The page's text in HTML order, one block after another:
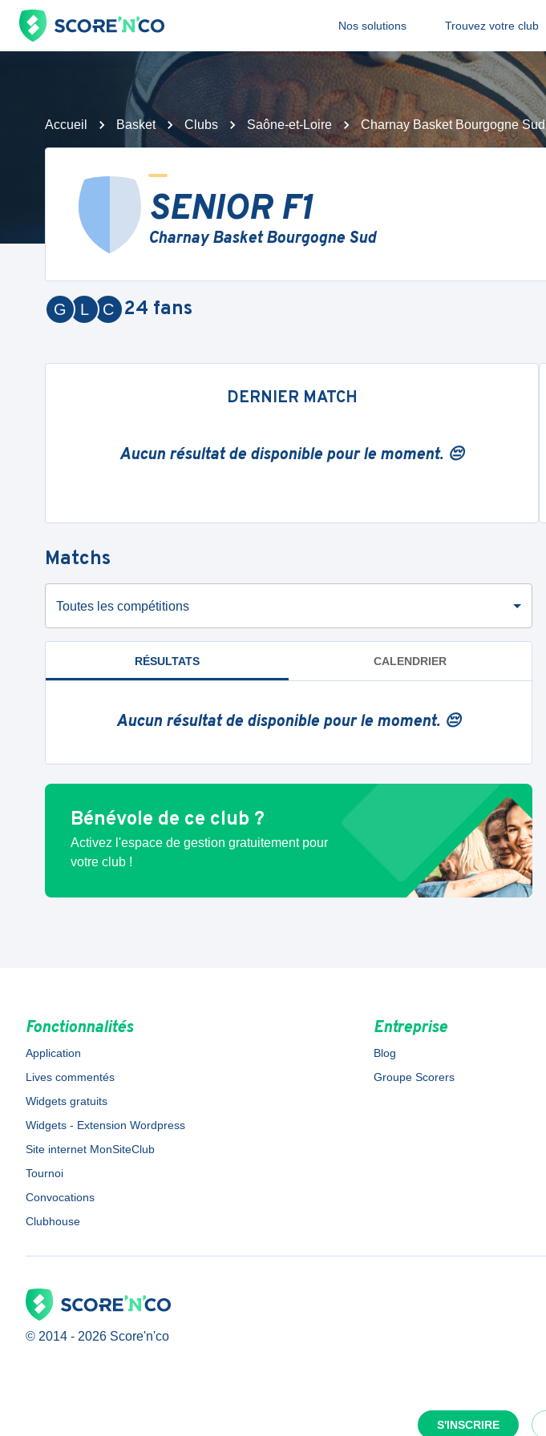
Nos solutions Trouvez votre club
S'INSCRIRE
Accueil Basket Clubs Saône-et-Loire Charnay Basket Bourgogne Sud
SENIOR F1
Charnay Basket Bourgogne Sud
C
L
G 24 fans
DERNIER MATCH
Aucun résultat de disponible pour le moment. 😔
Matchs
Toutes les compétitions
RÉSULTATS CALENDRIER
Aucun résultat de disponible pour le moment. 😔
Bénévole de ce club ?
Activez l'espace de gestion gratuitement pour
votre club !
Fonctionnalités
Application
Lives commentés
Widgets gratuits
Widgets - Extension Wordpress
Site internet MonSiteClub
Tournoi
Convocations
Clubhouse
Entreprise
Blog
Groupe Scorers
© 2014 - 2026 Score'n'co